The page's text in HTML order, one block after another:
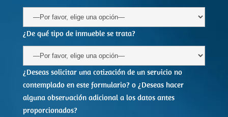
¿De qué tipo de inmueble se trata?
¿Deseas solicitar una cotización de un servicio no
contemplado en este formulario? o ¿Deseas hacer
alguna observación adicional a los datos antes
proporcionados?